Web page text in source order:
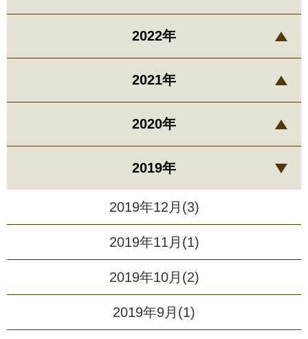
2022年
2021年
2020年
2019年
2019年12月(3)
2019年11月(1)
2019年10月(2)
2019年9月(1)